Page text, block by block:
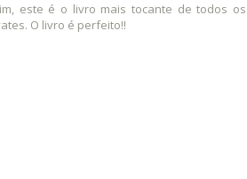
este é o livro mais tocante de todos os
O livro é perfeito!!